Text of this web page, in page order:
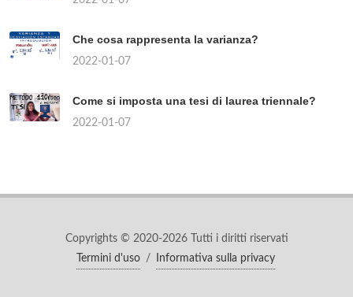
Che cosa rappresenta la varianza?
2022-01-07
Come si imposta una tesi di laurea triennale?
2022-01-07
Copyrights © 2020-2026 Tutti i diritti riservati
Termini d'uso
/ Informativa sulla privacy